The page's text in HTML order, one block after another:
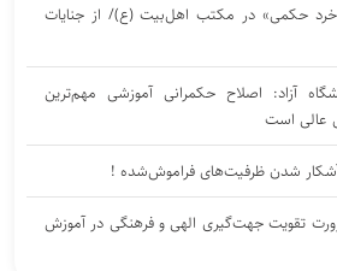
حکمی» در مکتب اهل‌بیت (ع)/ از جنایات
آزاد: اصلاح حکمرانی آموزشی مهم‌ترین
عالی است
آشکار شدن ظرفیت‌های فراموش‌شده !
تقویت جهت‌گیری الهی و فرهنگی در آموزش